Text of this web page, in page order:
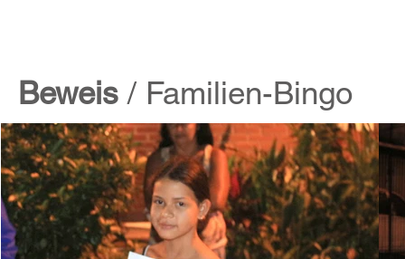
Beweis / Familien-Bingo